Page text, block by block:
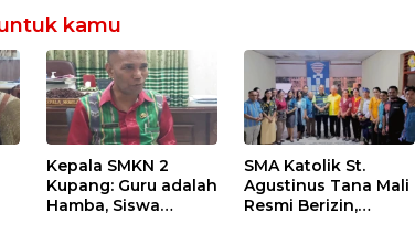
kamu
Kepala SMKN 2
Kupang: Guru adalah
Hamba, Siswa
SMA Katolik St.
Agustinus Tana Mali
Resmi Berizin,